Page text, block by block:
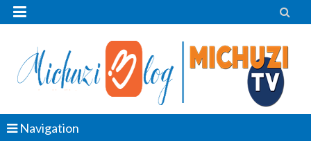
 
Navigation